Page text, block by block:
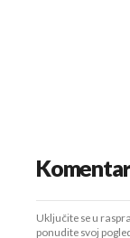
Uključite se u
ponudite svoj